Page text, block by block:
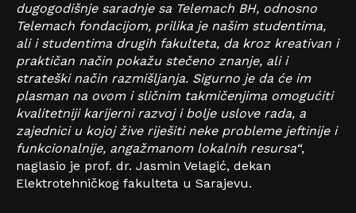
dugogodišnje saradnje sa Telemach BH, odnosno
Telemach fondacijom, prilika je našim studentima,
ali i studentima drugih fakulteta, da kroz kreativan i
praktičan način pokažu stečeno znanje, ali i
strateški način razmišljanja. Sigurno je da će im
plasman na ovom i sličnim takmičenjima omogućiti
kvalitetniji karijerni razvoj i bolje uslove rada, a
zajednici u kojoj žive riješiti neke probleme jeftinije i
funkcionalnije, angažmanom lokalnih resursa“,
naglasio je prof. dr. Jasmin Velagić, dekan
Elektrotehničkog fakulteta u Sarajevu.